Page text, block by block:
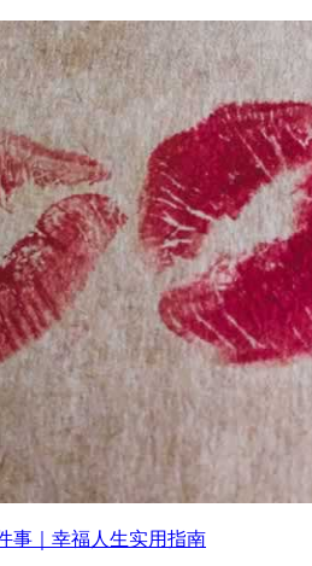
事｜幸福人生实用指南